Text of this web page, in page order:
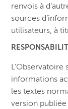
renvois à
sources
utilisateurs, à
L’Observatoire
informations
les textes
version